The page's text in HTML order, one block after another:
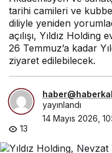
tarihi camileri ve
diliyle yeniden
açılışı, Yıldız
26 Temmuz’a kadar
ziyaret edilebilecek.
yayınlandı
14 Mayıs 2026,
13